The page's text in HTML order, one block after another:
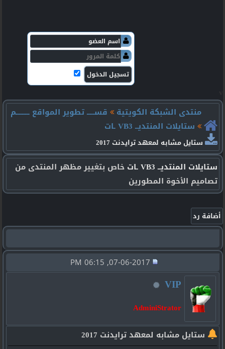
منتدى الشبكة الكويتية
قســـــ تطوير المواقع ـــــــــم
ستايلات المنتديــ VB3 ـات
ستايل مشابه لمعهد ترايدنت 2017
ستايلات المنتديــ VB3 ـات
خاص بتغيير مظهر المنتدى من
تصاميم الأخوة المطورين
VIP
AdminiStrator
ستايل مشابه لمعهد ترايدنت 2017